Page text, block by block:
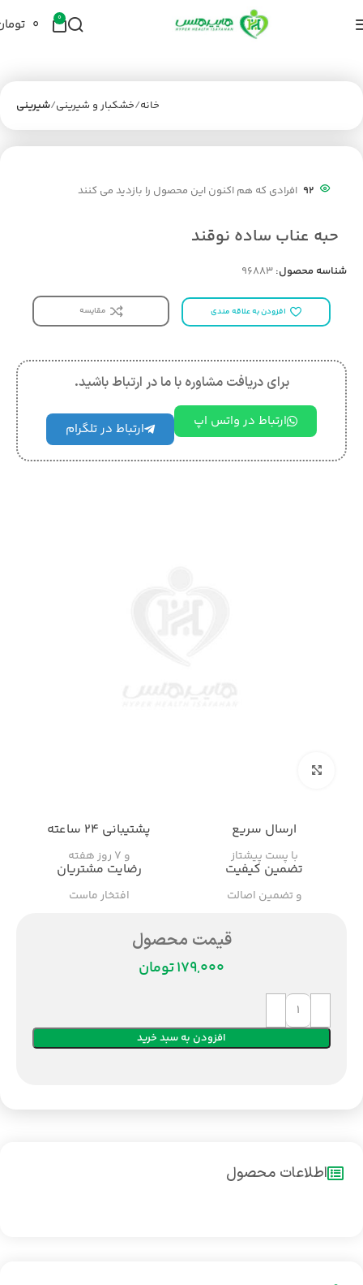
0 ۰
خانه خشکبار و شیرینی شیرینی
92 افرادی که هم اکنون این محصول را بازدید می کنند
حبه عناب ساده نوقند
شناسه محصول: 96883
افزودن به علاقه مندی مقایسه
برای دریافت مشاوره با ما در ارتباط باشید.
ارتباط در واتس اپ ارتباط در تلگرام
ارسال سریع
با پست پیشتاز
پشتیبانی ۲۴ ساعته
و ۷ روز هفته
تضمین کیفیت
و تضمین اصالت
رضایت مشتریان
افتخار ماست
قیمت محصول
تومان
افزودن به سبد خرید
اطلاعات محصول